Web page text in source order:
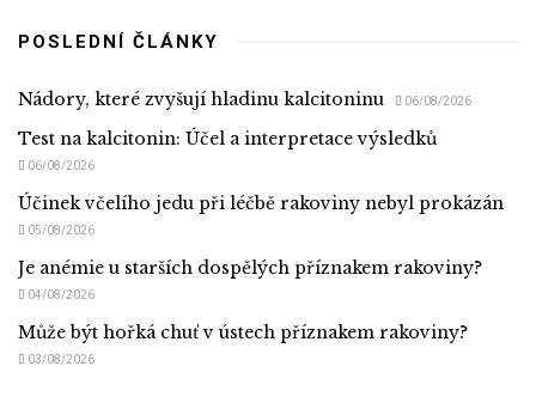
POSLEDNÍ ČLÁNKY
Nádory, které zvyšují hladinu kalcitoninu 06/08/2026
Test na kalcitonin: Účel a interpretace výsledků
06/08/2026
Účinek včelího jedu při léčbě rakoviny nebyl prokázán
05/08/2026
Je anémie u starších dospělých příznakem rakoviny?
04/08/2026
Může být hořká chuť v ústech příznakem rakoviny?
03/08/2026